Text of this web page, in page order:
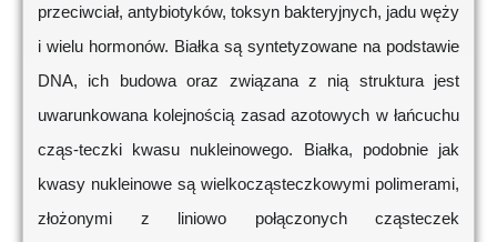
przeciwciał, antybiotyków, toksyn bakteryjnych, jadu węży
i wielu hormonów. Białka są syntetyzowane na podstawie
DNA, ich budowa oraz związana z nią struktura jest
uwarunkowana kolejnością zasad azotowych w łańcuchu
cząs-teczki kwasu nukleinowego. Białka, podobnie jak
kwasy nukleinowe są wielkocząsteczkowymi polimerami,
złożonymi z liniowo połączonych cząsteczek